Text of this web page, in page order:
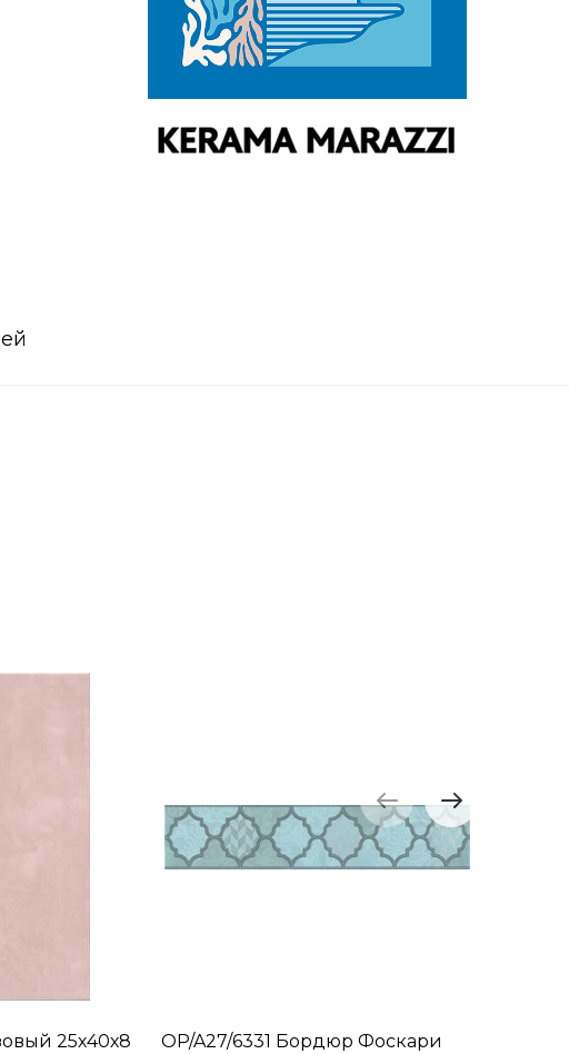
25х40х8
OP/A27/6331 Бордюр Фоскари